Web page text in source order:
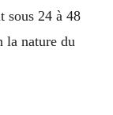
sous 24 à 48
la nature du